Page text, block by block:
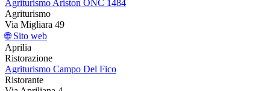
Agriturismo Ariston ONC 1484
Agriturismo
Via Migliara 49
🌐 Sito web
Aprilia
Ristorazione
Agriturismo Campo Del Fico
Ristorante